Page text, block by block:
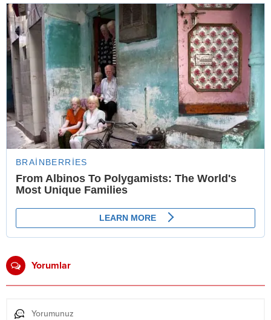
Yorumlar